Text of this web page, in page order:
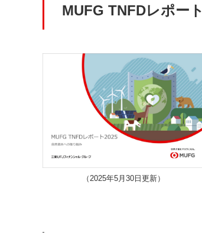
MUFG TNFDレポート
（2025年5月30日更新）